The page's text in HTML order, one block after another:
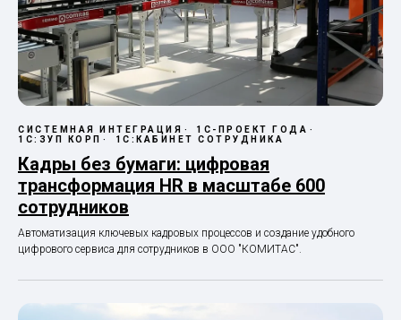
СИСТЕМНАЯ ИНТЕГРАЦИЯ
1С-ПРОЕКТ ГОДА
1С:ЗУП КОРП
1С:КАБИНЕТ СОТРУДНИКА
Кадры без бумаги: цифровая
трансформация HR в масштабе 600
сотрудников
Автоматизация ключевых кадровых процессов и создание удобного
цифрового сервиса для сотрудников в ООО "КОМИТАС".